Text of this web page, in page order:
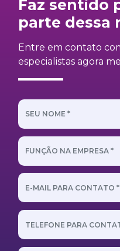
Faz sentido
parte dessa
Entre em contato
especialistas agora